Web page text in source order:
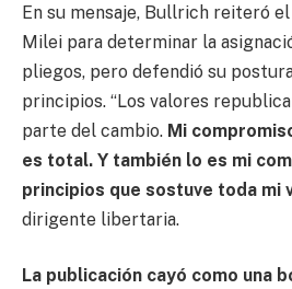
En su mensaje, Bullrich reiteró
Milei para determinar la
pliegos, pero defendió su
principios. “Los valores
parte del cambio. Mi
es total. Y también lo es mi
principios que sostuve toda mi
dirigente libertaria.
La publicación cayó como una